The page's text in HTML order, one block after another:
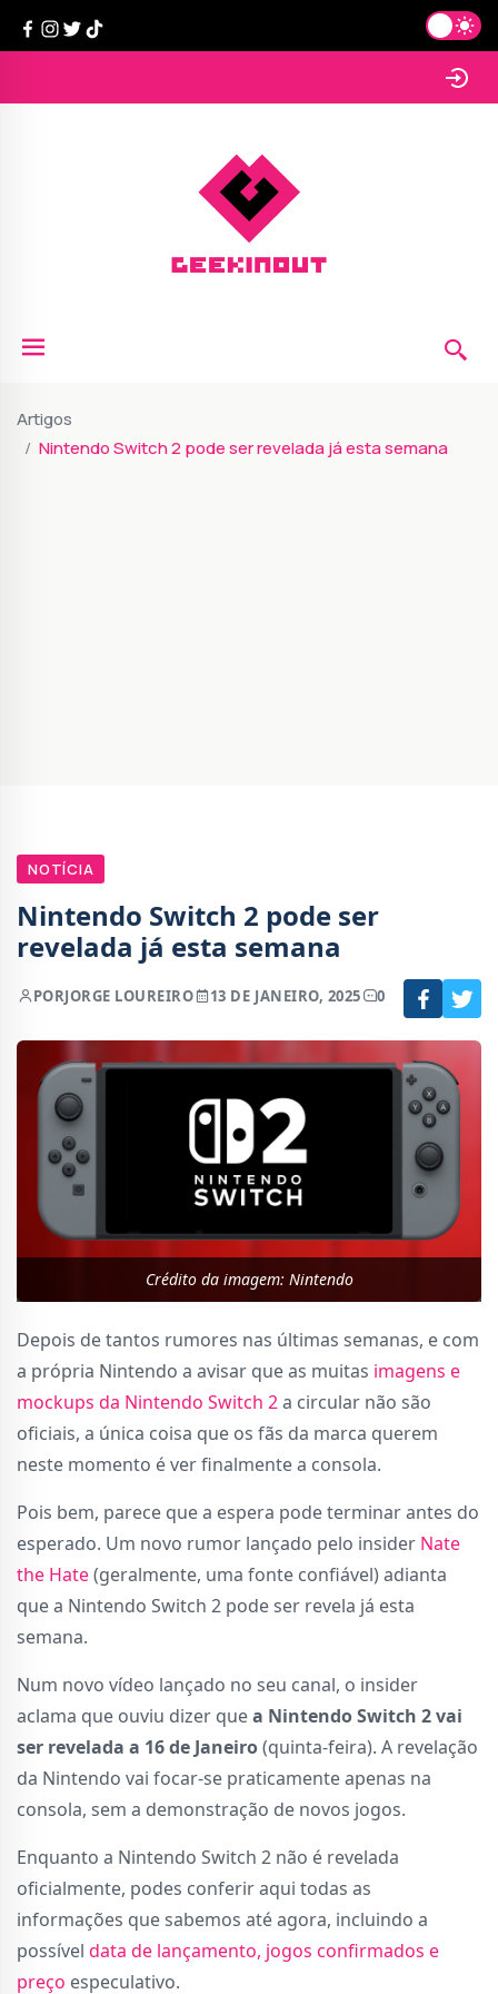
Artigos
Nintendo Switch 2 pode ser revelada já esta semana
NOTÍCIA
Nintendo Switch 2 pode ser
revelada já esta semana
PORJORGE LOUREIRO 13 DE JANEIRO, 2025 0
Crédito da imagem: Nintendo
Depois de tantos rumores nas últimas semanas, e com
a própria Nintendo a avisar que as muitas imagens e
mockups da Nintendo Switch 2a circular não são
oficiais, a única coisa que os fãs da marca querem
neste momento é ver finalmente a consola.
Pois bem, parece que a espera pode terminar antes do
esperado. Um novo rumor lançado pelo insider Nate
the Hate(geralmente, uma fonte confiável) adianta
que a Nintendo Switch 2 pode ser revela já esta
semana.
Num novo vídeo lançado no seu canal, o insider
aclama que ouviu dizer quea Nintendo Switch 2 vai
ser revelada a 16 de Janeiro(quinta-feira). A revelação
da Nintendo vai focar-se praticamente apenas na
consola, sem a demonstração de novos jogos.
Enquanto a Nintendo Switch 2 não é revelada
oficialmente, podes conferir aqui todas as
informações que sabemos até agora, incluindo a
possível data de lançamento, jogos confirmados e
preço especulativo.